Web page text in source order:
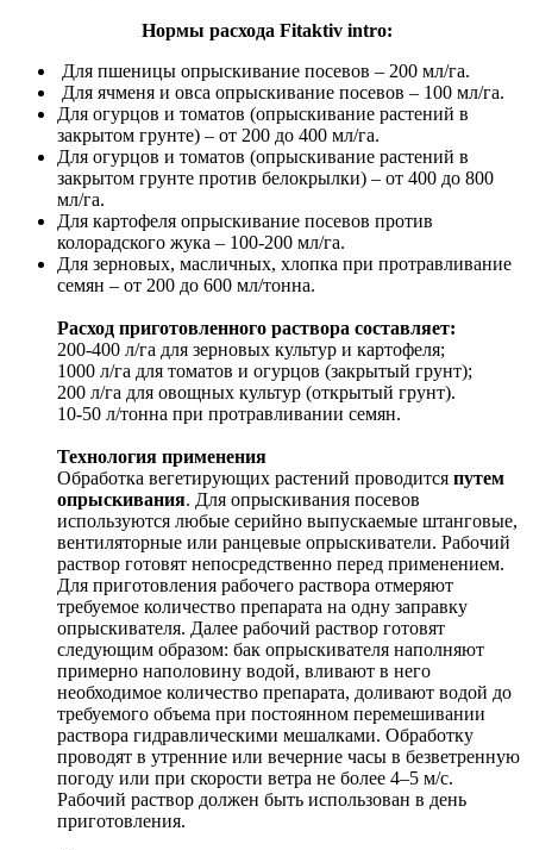
Нормы расхода Fitaktiv intro:
Для пшеницы опрыскивание посевов – 200 мл/га.
Для ячменя и овса опрыскивание посевов – 100 мл/га.
Для огурцов и томатов (опрыскивание растений в
закрытом грунте) – от 200 до 400 мл/га.
Для огурцов и томатов (опрыскивание растений в
закрытом грунте против белокрылки) – от 400 до 800
мл/га.
Для картофеля опрыскивание посевов против
колорадского жука – 100-200 мл/га.
Для зерновых, масличных, хлопка при протравливание
семян – от 200 до 600 мл/тонна.
Расход приготовленного раствора составляет:
200-400 л/га для зерновых культур и картофеля;
1000 л/га для томатов и огурцов (закрытый грунт);
200 л/га для овощных культур (открытый грунт).
10-50 л/тонна при протравливании семян.
Технология применения
Обработка вегетирующих растений проводится путем
опрыскивания. Для опрыскивания посевов
используются любые серийно выпускаемые штанговые,
вентиляторные или ранцевые опрыскиватели. Рабочий
раствор готовят непосредственно перед применением.
Для приготовления рабочего раствора отмеряют
требуемое количество препарата на одну заправку
опрыскивателя. Далее рабочий раствор готовят
следующим образом: бак опрыскивателя наполняют
примерно наполовину водой, вливают в него
необходимое количество препарата, доливают водой до
требуемого объема при постоянном перемешивании
раствора гидравлическими мешалками. Обработку
проводят в утренние или вечерние часы в безветренную
погоду или при скорости ветра не более 4–5 м/с.
Рабочий раствор должен быть использован в день
приготовления.